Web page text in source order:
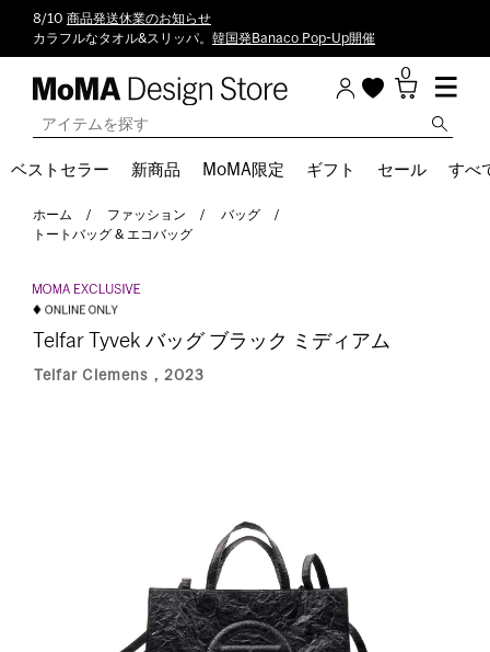
8/10 商品発送休業のお知らせ
カラフルなタオル&スリッパ。 韓国発Banaco Pop-Up開催
0
ベストセラー 新商品 MoMA限定 ギフト セール すべ
ホーム ファッション
バッグ
トートバッグ & エコバッグ
Telfar Tyvek バッグ ブラック ミディアム
Telfar Clemens，2023